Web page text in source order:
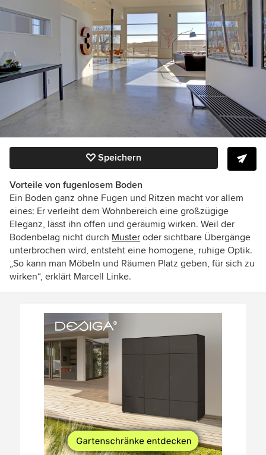
Speichern
Vorteile von fugenlosem Boden
Ein Boden ganz ohne Fugen und Ritzen macht vor allem
eines: Er verleiht dem Wohnbereich eine großzügige
Eleganz, lässt ihn offen und geräumig wirken. Weil der
Bodenbelag nicht durch Muster oder sichtbare Übergänge
unterbrochen wird, entsteht eine homogene, ruhige Optik.
„So kann man Möbeln und Räumen Platz geben, für sich zu
wirken“, erklärt Marcell Linke.